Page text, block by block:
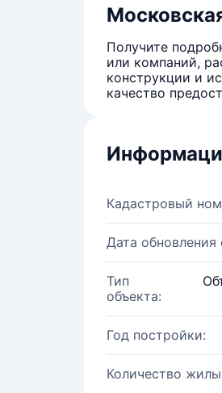
Получите
или компаний,
конструкции и
качество
Кадастровый
Дата обновления
Тип
объекта:
Год постройки:
Количество